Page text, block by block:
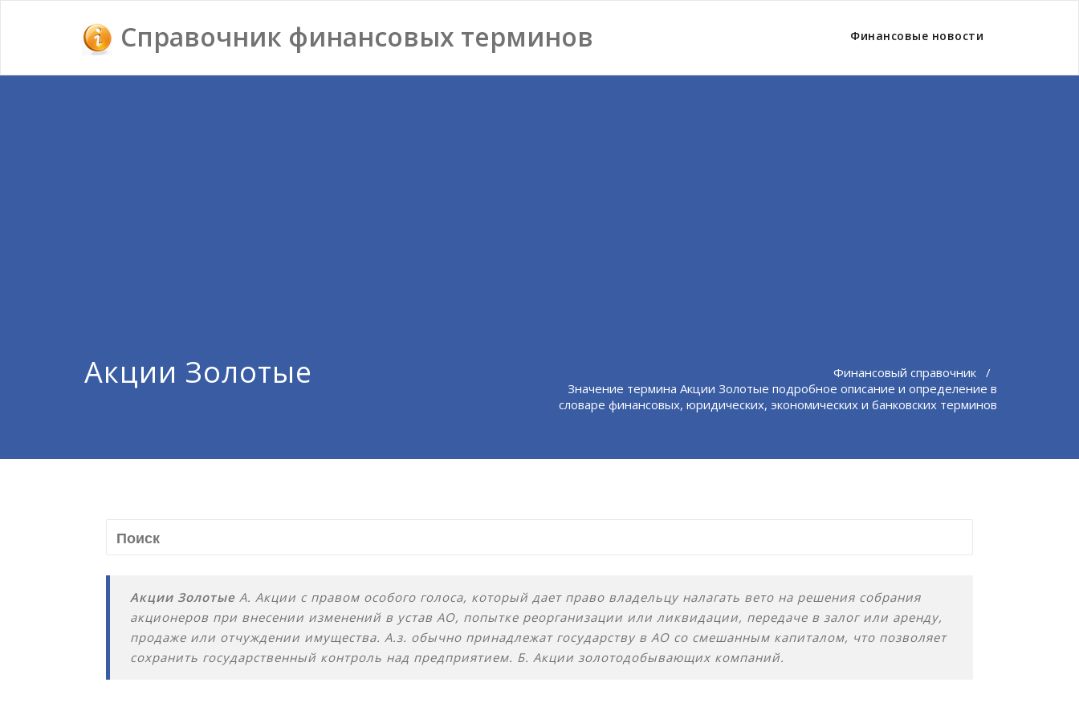
Справочник финансовых терминов Финансовые новости
Акции Золотые Финансовый справочник /
Значение термина Акции Золотые подробное описание и определение в
словаре финансовых, юридических, экономических и банковских терминов
Акции ЗолотыеА. Акции с правом особого голоса, который дает право владельцу налагать вето на решения собрания
акционеров при внесении изменений в устав АО, попытке реорганизации или ликвидации, передаче в залог или аренду,
продаже или отчуждении имущества. А.з. обычно принадлежат государству в АО со смешанным капиталом, что позволяет
сохранить государственный контроль над предприятием. Б. Акции золотодобывающих компаний.